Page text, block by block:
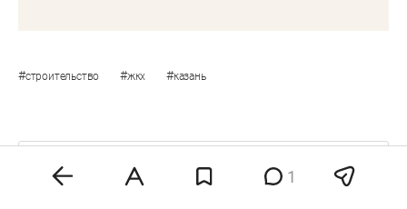
#строительство #жкх #казань
1